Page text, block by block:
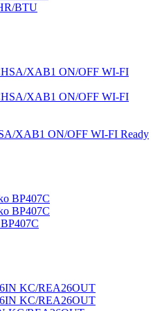
BTU
XAB1 ON/OFF WI-FI Ready